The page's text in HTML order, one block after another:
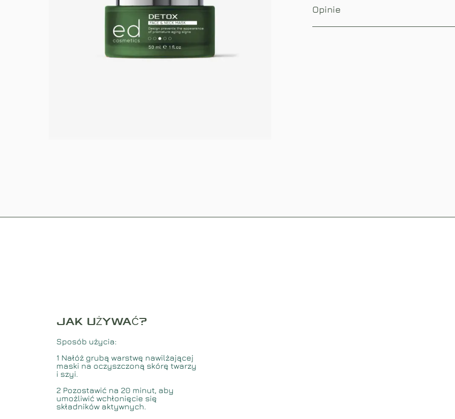
Opinie
JAK UŻYWAĆ?
Sposób użycia:
1️ Nałóż grubą warstwę nawilżającej
maski na oczyszczoną skórę twarzy
i szyi.
2️ Pozostawić na 20 minut, aby
umożliwić wchłonięcie się
składników aktywnych.